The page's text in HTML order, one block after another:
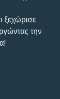
ξεχώρισε
την